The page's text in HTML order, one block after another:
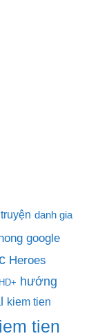
danh gia
google
Heroes
hướng
kiem tien
tien